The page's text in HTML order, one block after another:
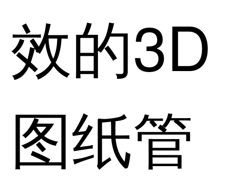
效的3D
图纸管